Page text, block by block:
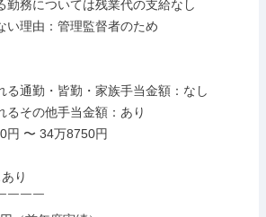
勤務については残業代の支給なし
い理由：管理監督者のため
る通勤・皆勤・家族手当金額：なし
るその他手当金額：あり
円 〜 34万8750円
り
￣￣￣